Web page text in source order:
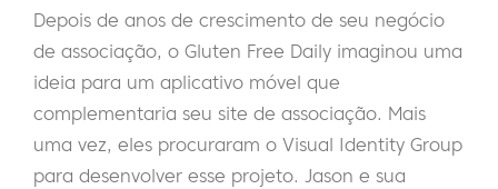
Depois de anos de crescimento de seu negócio
de associação, o Gluten Free Daily imaginou uma
ideia para um aplicativo móvel que
complementaria seu site de associação. Mais
uma vez, eles procuraram o Visual Identity Group
para desenvolver esse projeto. Jason e sua